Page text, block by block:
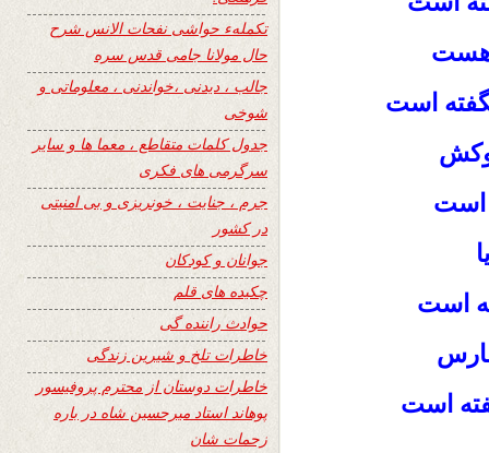
هست
است
است
است
است
تکملهء حواشی نفحات الانس شرح
حال مولانا جامی قدس سره
جالب ، دیدنی ،خواندنی ، معلوماتی و
شوخی
جدول کلمات متقاطع ، معما ها و سایر
سرگرمی های فکری
جرم ، جنایت ، خونریزی و بی امنیتی
در کشور
جوانان و کودکان
چکیده های قلم
حوادث راننده گی
خاطرات تلخ و شیرین زندگی
خاطرات دوستان از محترم پروفیسور
پوهاند استاد میرحسین شاه در باره
زحمات شان